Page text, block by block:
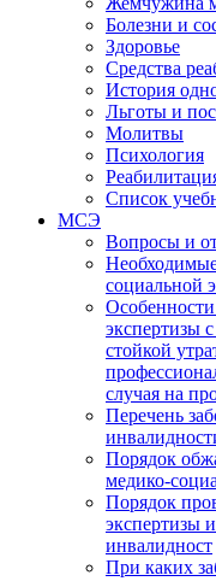
Болезни и
Здоровье
Средства
История
Льготы и
Молитвы
Психология
Список
МСЭ
Вопросы и
социальной
экспертизы
стойкой
случая на
Перечень
Порядок
медико-
Порядок
экспертизы
инвалидност
При каких